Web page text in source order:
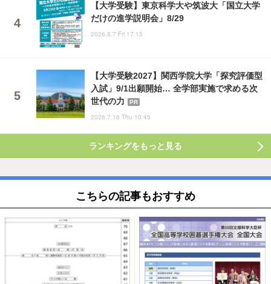
【大学受験】東京科学大や筑波大「国立大学
だけの進学説明会」8/29
2026.8.7 Fri 17:15
【大学受験2027】関西学院大学「探究評価型
入試」9/1出願開始… 全学部実施で求める次
世代の力
PR
2026.7.16 Thu 10:45
ランキングをもっと見る
こちらの記事もおすすめ